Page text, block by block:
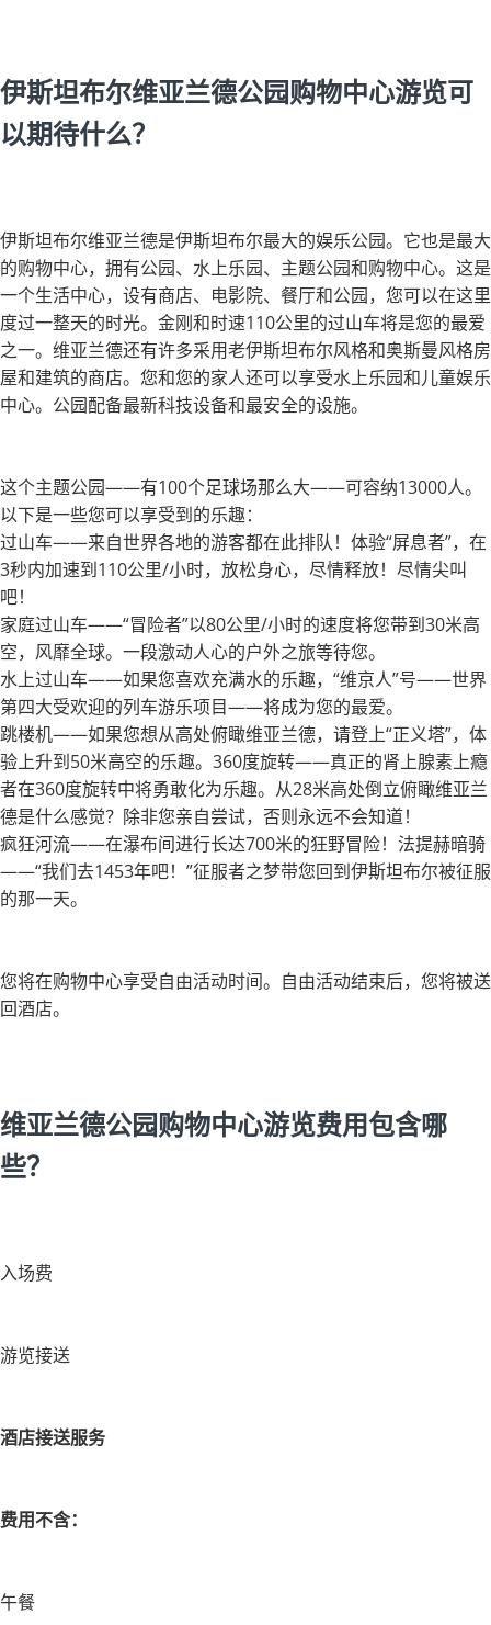
伊斯坦布尔维亚兰德公园购物中心游览可
以期待什么？
伊斯坦布尔维亚兰德是伊斯坦布尔最大的娱乐公园。它也是最大
的购物中心，拥有公园、水上乐园、主题公园和购物中心。这是
一个生活中心，设有商店、电影院、餐厅和公园，您可以在这里
度过一整天的时光。金刚和时速110公里的过山车将是您的最爱
之一。维亚兰德还有许多采用老伊斯坦布尔风格和奥斯曼风格房
屋和建筑的商店。您和您的家人还可以享受水上乐园和儿童娱乐
中心。公园配备最新科技设备和最安全的设施。
这个主题公园——有100个足球场那么大——可容纳13000人。
以下是一些您可以享受到的乐趣：
过山车——来自世界各地的游客都在此排队！体验“屏息者”，在
3秒内加速到110公里/小时，放松身心，尽情释放！尽情尖叫
吧！
家庭过山车——“冒险者”以80公里/小时的速度将您带到30米高
空，风靡全球。一段激动人心的户外之旅等待您。
水上过山车——如果您喜欢充满水的乐趣，“维京人”号——世界
第四大受欢迎的列车游乐项目——将成为您的最爱。
跳楼机——如果您想从高处俯瞰维亚兰德，请登上“正义塔”，体
验上升到50米高空的乐趣。360度旋转——真正的肾上腺素上瘾
者在360度旋转中将勇敢化为乐趣。从28米高处倒立俯瞰维亚兰
德是什么感觉？除非您亲自尝试，否则永远不会知道！
疯狂河流——在瀑布间进行长达700米的狂野冒险！法提赫暗骑
——“我们去1453年吧！”征服者之梦带您回到伊斯坦布尔被征服
的那一天。
您将在购物中心享受自由活动时间。自由活动结束后，您将被送
回酒店。
维亚兰德公园购物中心游览费用包含哪
些？
入场费
游览接送
酒店接送服务
费用不含：
午餐